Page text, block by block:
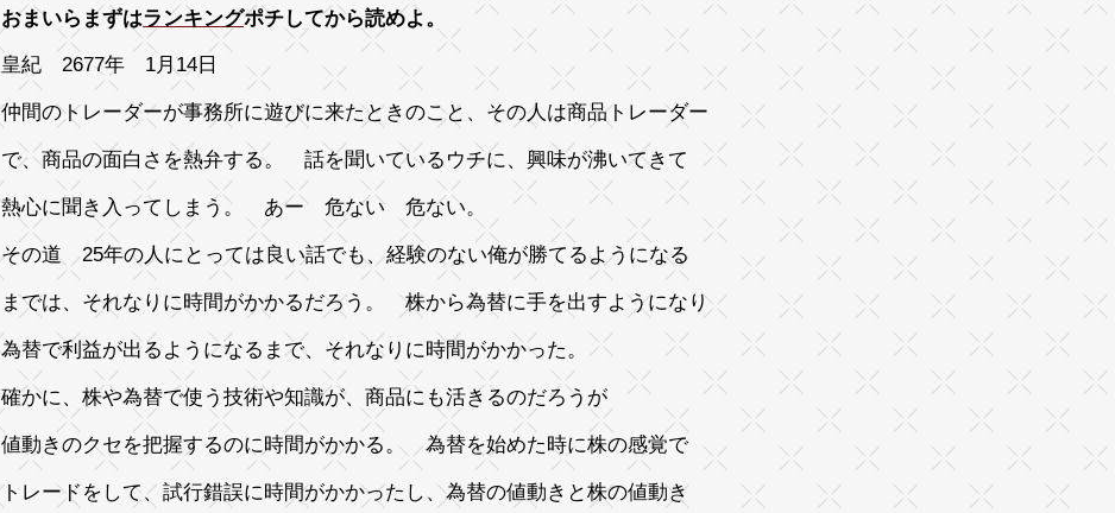
おまいらまずはランキングポチしてから読めよ。
皇紀 2677年 1月14日
仲間のトレーダーが事務所に遊びに来たときのこと、その人は商品トレーダー
で、商品の面白さを熱弁する。 話を聞いているウチに、興味が沸いてきて
熱心に聞き入ってしまう。 あー 危ない 危ない。
その道 25年の人にとっては良い話でも、経験のない俺が勝てるようになる
までは、それなりに時間がかかるだろう。 株から為替に手を出すようになり
為替で利益が出るようになるまで、それなりに時間がかかった。
確かに、株や為替で使う技術や知識が、商品にも活きるのだろうが
値動きのクセを把握するのに時間がかかる。 為替を始めた時に株の感覚で
トレードをして、試行錯誤に時間がかかったし、為替の値動きと株の値動き